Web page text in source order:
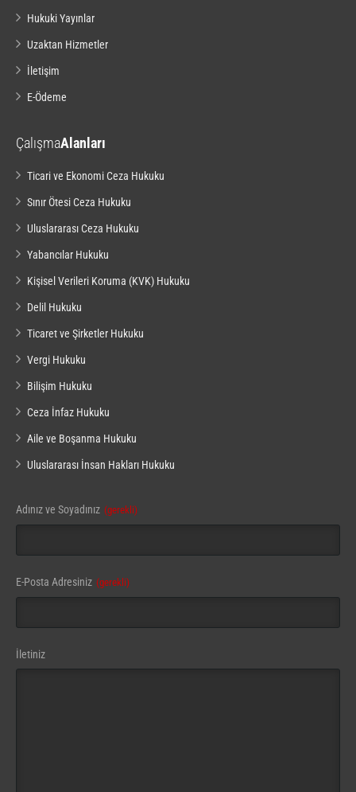
Hukuki Yayınlar
Uzaktan Hizmetler
İletişim
E-Ödeme
ÇalışmaAlanları
Ticari ve Ekonomi Ceza Hukuku
Sınır Ötesi Ceza Hukuku
Uluslararası Ceza Hukuku
Yabancılar Hukuku
Kişisel Verileri Koruma (KVK) Hukuku
Delil Hukuku
Ticaret ve Şirketler Hukuku
Vergi Hukuku
Bilişim Hukuku
Ceza İnfaz Hukuku
Aile ve Boşanma Hukuku
Uluslararası İnsan Hakları Hukuku
Contact
Email (gerekli)
Adınız ve Soyadınız (gerekli)
E-Posta Adresiniz (gerekli)
İletiniz